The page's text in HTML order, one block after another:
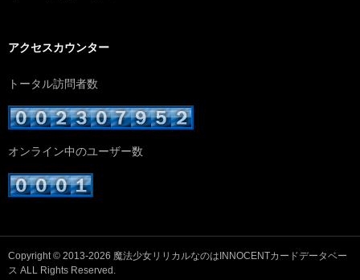
アクセスカウンター
トータル訪問者数
オンライン中のユーザー数
Copyright © 2013-2026 魔法少女リリカルなのはINNOCENTカードデータベー
ス ALL Rights Reserved.